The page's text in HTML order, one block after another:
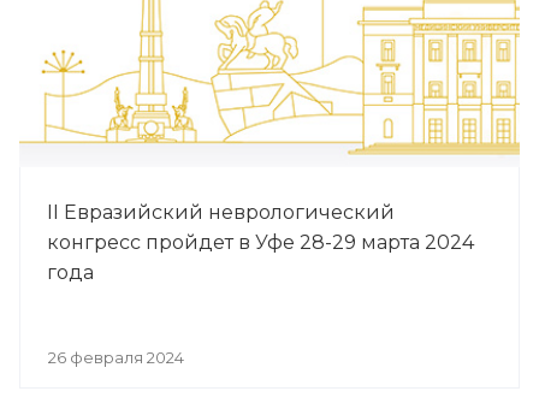
II Евразийский неврологический
конгресс пройдет в Уфе 28-29 марта 2024
года
26 февраля 2024